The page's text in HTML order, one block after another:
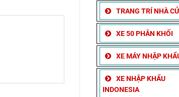
TRANG TRÍ NHÀ
XE 50 PHÂN KHỐI
XE MÁY NHẬP
XE NHẬP KHẨU
INDONESIA